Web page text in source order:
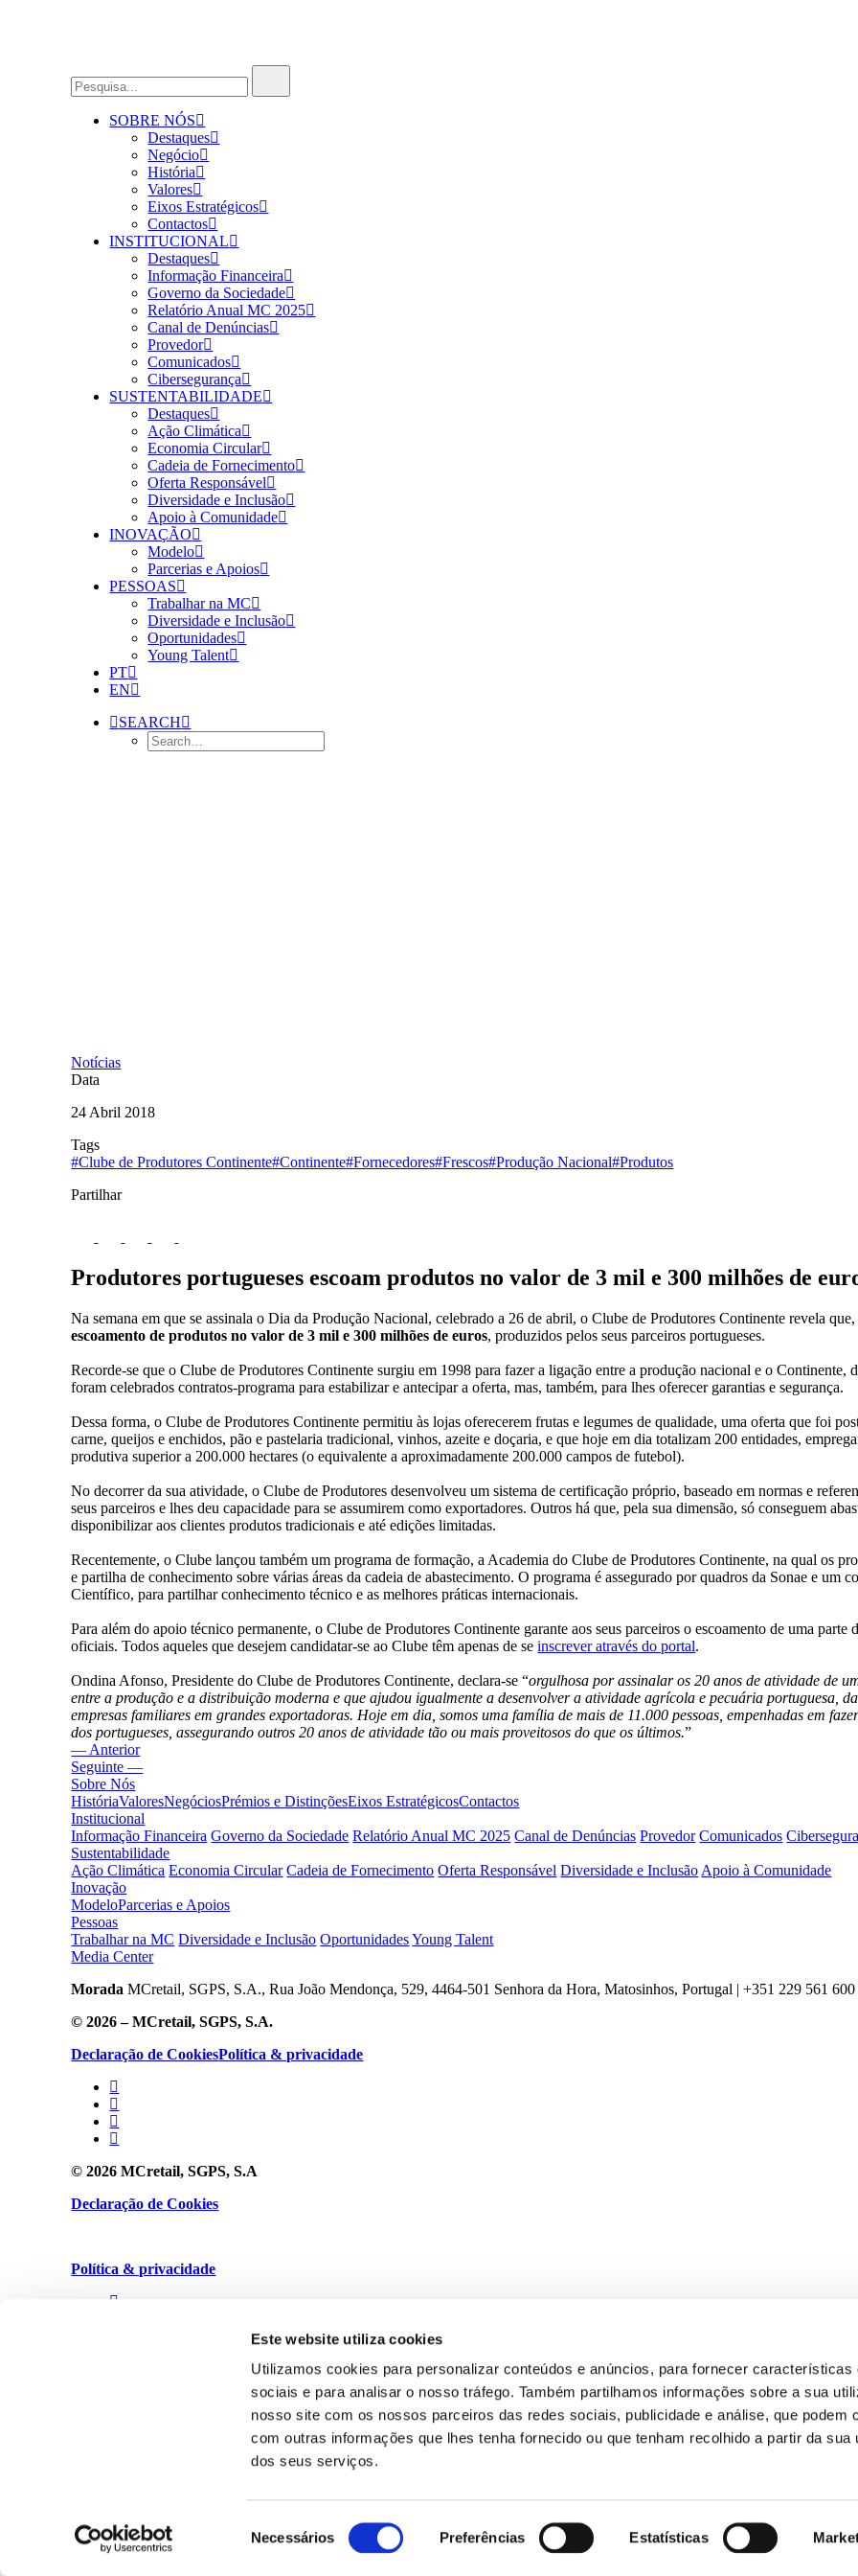
Este website utiliza cookies
Utilizamos cookies para personalizar conteúdos e anúncios, para fornecer características
sociais e para analisar o nosso tráfego. Também partilhamos informações sobre a sua
nosso site com os nossos parceiros das redes sociais, publicidade e análise, que podem
com outras informações que lhes tenha fornecido ou que tenham recolhido a partir da sua
dos seus serviços.
de
Necessários Preferências Estatísticas
SOBRE NÓS
Destaques
Negócio
História
Valores
Eixos Estratégicos
Contactos
INSTITUCIONAL
Destaques
Informação Financeira
Governo da Sociedade
Relatório Anual MC 2025
Canal de Denúncias
Provedor
Comunicados
Cibersegurança
SUSTENTABILIDADE
Destaques
Ação Climática
Economia Circular
Cadeia de Fornecimento
Oferta Responsável
Diversidade e Inclusão
Apoio à Comunidade
INOVAÇÃO
Modelo
Parcerias e Apoios
PESSOAS
Trabalhar na MC
Diversidade e Inclusão
Oportunidades
Young Talent
PT
EN
SEARCH
Notícias
Data
24 Abril 2018
Tags
#Clube de Produtores Continente#Continente#Fornecedores#Frescos#Produção Nacional#Produtos
Partilhar
Produtores portugueses escoam produtos no valor de 3 mil e 300 milhões de
Na semana em que se assinala o Dia da Produção Nacional, celebrado a 26 de abril, o Clube de Produtores Continente revela
escoamento de produtos no valor de 3 mil e 300 milhões de euros, produzidos pelos seus parceiros portugueses.
Recorde-se que o Clube de Produtores Continente surgiu em 1998 para fazer a ligação entre a produção nacional e o Continente,
foram celebrados contratos-programa para estabilizar e antecipar a oferta, mas, também, para lhes oferecer garantias e segurança.
Dessa forma, o Clube de Produtores Continente permitiu às lojas oferecerem frutas e legumes de qualidade, uma oferta que foi
carne, queijos e enchidos, pão e pastelaria tradicional, vinhos, azeite e doçaria, e que hoje em dia totalizam 200 entidades,
produtiva superior a 200.000 hectares (o equivalente a aproximadamente 200.000 campos de futebol).
No decorrer da sua atividade, o Clube de Produtores desenvolveu um sistema de certificação próprio, baseado em normas e
seus parceiros e lhes deu capacidade para se assumirem como exportadores. Outros há que, pela sua dimensão, só conseguem
disponibilizar aos clientes produtos tradicionais e até edições limitadas.
Recentemente, o Clube lançou também um programa de formação, a Academia do Clube de Produtores Continente, na qual os
e partilha de conhecimento sobre várias áreas da cadeia de abastecimento. O programa é assegurado por quadros da Sonae e um
Científico, para partilhar conhecimento técnico e as melhores práticas internacionais.
Para além do apoio técnico permanente, o Clube de Produtores Continente garante aos seus parceiros o escoamento de uma parte
oficiais. Todos aqueles que desejem candidatar-se ao Clube têm apenas de seinscrever através do portal.
Ondina Afonso, Presidente do Clube de Produtores Continente, declara-se “orgulhosa por assinalar os 20 anos de atividade de
entre a produção e a distribuição moderna e que ajudou igualmente a desenvolver a atividade agrícola e pecuária portuguesa,
empresas familiares em grandes exportadoras. Hoje em dia, somos uma família de mais de 11.000 pessoas, empenhadas em
dos portugueses, assegurando outros 20 anos de atividade tão ou mais proveitosos do que os últimos.”
— Anterior
Seguinte —
Sobre Nós
HistóriaValoresNegóciosPrémios e DistinçõesEixos EstratégicosContactos
Institucional
Informação Financeira Governo da Sociedade Relatório Anual MC 2025 Canal de Denúncias Provedor Comunicados
Sustentabilidade
Ação Climática Economia Circular Cadeia de Fornecimento Oferta Responsável Diversidade e Inclusão Apoio à Comunidade
Inovação
ModeloParcerias e Apoios
Pessoas
Trabalhar na MC Diversidade e Inclusão Oportunidades Young Talent
Media Center
Morada MCretail, SGPS, S.A., Rua João Mendonça, 529, 4464-501 Senhora da Hora, Matosinhos, Portugal | +351 229 561 600
© 2026 – MCretail, SGPS, S.A.
Declaração de CookiesPolítica & privacidade
© 2026 MCretail, SGPS, S.A
Declaração de Cookies
Política & privacidade
Privacy Policy